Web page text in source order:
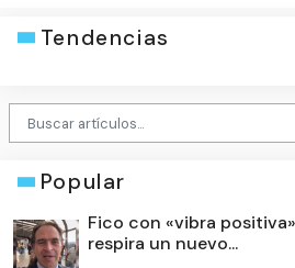
Tendencias
Popular
Fico con «vibra
respira un nuevo...